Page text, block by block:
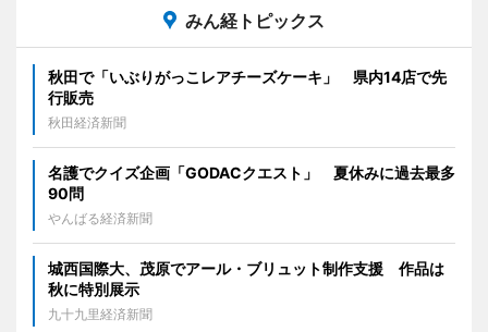
みん経トピックス
秋田で「いぶりがっこレアチーズケーキ」 県内14店で先
行販売
秋田経済新聞
名護でクイズ企画「GODACクエスト」 夏休みに過去最多
90問
やんばる経済新聞
城西国際大、茂原でアール・ブリュット制作支援 作品は
秋に特別展示
九十九里経済新聞